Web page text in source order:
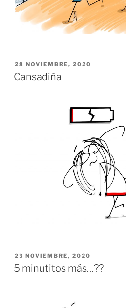
PUBLICADO
EL
28 NOVIEMBRE, 2020
Cansadiña
PUBLICADO
EL
23 NOVIEMBRE, 2020
5 minutitos más…??